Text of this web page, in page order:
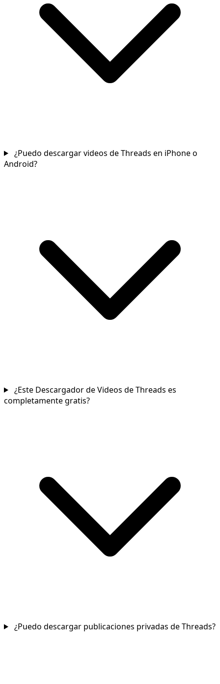
¿Puedo descargar videos de Threads en iPhone o
Android?
¿Este Descargador de Videos de Threads es
completamente gratis?
¿Puedo descargar publicaciones privadas de Threads?